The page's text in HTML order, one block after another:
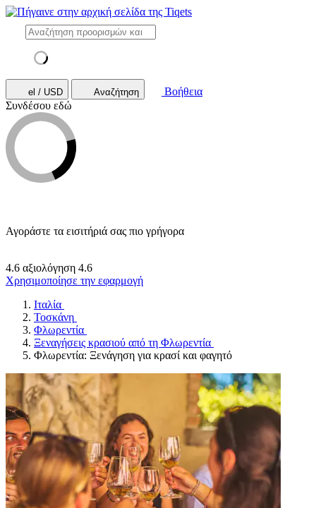
el / USD Αναζήτηση
Βοήθεια
Συνδέσου εδώ
Αγοράστε τα εισιτήριά σας πιο γρήγορα
4.6 αξιολόγηση 4.6
Χρησιμοποίησε την εφαρμογή
Ιταλία
Τοσκάνη
Φλωρεντία
Ξεναγήσεις κρασιού από τη Φλωρεντία
Φλωρεντία: Ξενάγηση για κρασί και φαγητό